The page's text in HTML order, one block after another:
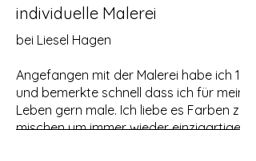
individuelle Malerei
bei Liesel Hagen
Angefangen mit der Malerei habe ich 1994
und bemerkte schnell dass ich für mein
Leben gern male. Ich liebe es Farben zu
mischen um immer wieder einzigartige